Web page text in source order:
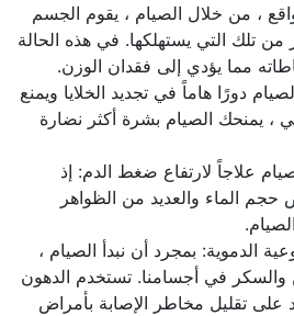
، من خلال الصيام ، يقوم الجسم
تلك التي يستهلكها. في هذه الحالة
مما يؤدي إلى فقدان الوزن.
دورًا هاماً في تجديد الخلايا ويمنع
، يمنحك الصيام بشرة أكثر نضارة
علاجاً لارتفاع ضغط الدم: إذ
حجم الماء والعديد من الظواهر
الدموية: بمجرد أن نبدأ الصيام ،
في أجسامنا. تستخدم الدهون
على تقليل مخاطر الإصابة بأمراض